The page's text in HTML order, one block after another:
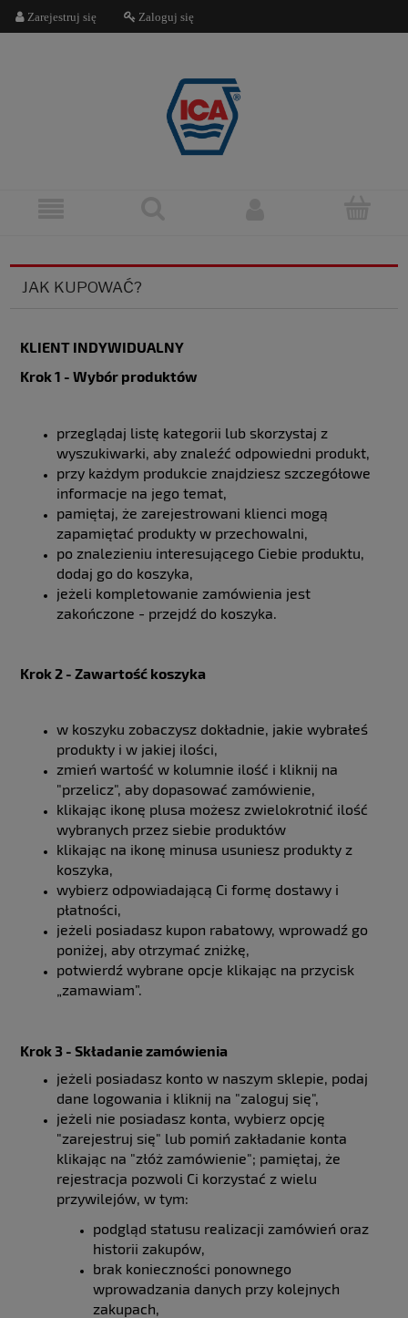
Zarejestruj się Zaloguj się
JAK KUPOWAĆ?
KLIENT INDYWIDUALNY
Krok 1 - Wybór produktów
przeglądaj listę kategorii lub skorzystaj z
wyszukiwarki, aby znaleźć odpowiedni produkt,
przy każdym produkcie znajdziesz szczegółowe
informacje na jego temat,
pamiętaj, że zarejestrowani klienci mogą
zapamiętać produkty w przechowalni,
po znalezieniu interesującego Ciebie produktu,
dodaj go do koszyka,
jeżeli kompletowanie zamówienia jest
zakończone - przejdź do koszyka.
Krok 2 - Zawartość koszyka
w koszyku zobaczysz dokładnie, jakie wybrałeś
produkty i w jakiej ilości,
zmień wartość w kolumnie ilość i kliknij na
"przelicz", aby dopasować zamówienie,
klikając ikonę plusa możesz zwielokrotnić ilość
wybranych przez siebie produktów
klikając na ikonę minusa usuniesz produkty z
koszyka,
wybierz odpowiadającą Ci formę dostawy i
płatności,
jeżeli posiadasz kupon rabatowy, wprowadź go
poniżej, aby otrzymać zniżkę,
potwierdź wybrane opcje klikając na przycisk
„zamawiam”.
Krok 3 - Składanie zamówienia
jeżeli posiadasz konto w naszym sklepie, podaj
dane logowania i kliknij na "zaloguj się",
jeżeli nie posiadasz konta, wybierz opcję
"zarejestruj się" lub pomiń zakładanie konta
klikając na "złóż zamówienie"; pamiętaj, że
rejestracja pozwoli Ci korzystać z wielu
przywilejów, w tym:
podgląd statusu realizacji zamówień oraz
historii zakupów,
brak konieczności ponownego
wprowadzania danych przy kolejnych
zakupach,